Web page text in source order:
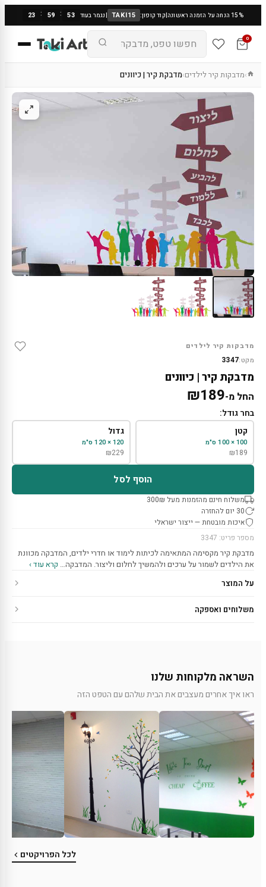
15% הנחה על הזמנה ראשונה |קוד קופון: TAKI15
|נגמר בעוד 23 : 59 : 52
0
›מדבקות קיר לילדים›מדבקת קיר | כיוונים
מדבקות קיר לילדים
מקט:3347
מדבקת קיר | כיוונים
החל מ- ₪189
בחר גודל:
קטן
100 × 100 ס"מ
₪189
גדול
120 × 120 ס"מ
₪229
הוסף לסל
משלוח חינם מהזמנות מעל 300₪
30 יום להחזרה
איכות מובטחת — ייצור ישראלי
מספר פריט: 3347
מדבקת קיר מקסימה המתאימה לכיתות לימוד או חדרי ילדים, המדבקה מכוונת
את הילדים לשמור על ערכים ולהמשיך לחלום וליצור. המדבקה… קרא עוד ›
על המוצר
משלוחים ואספקה
השראה מלקוחות שלנו
ראו איך אחרים מעצבים את הבית שלהם עם הטפט הזה
לכל הפרויקטים